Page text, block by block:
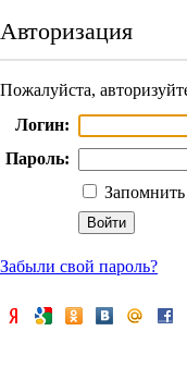
Авторизация
Пожалуйста,
Логин:
Пароль:
Забыли свой пароль?